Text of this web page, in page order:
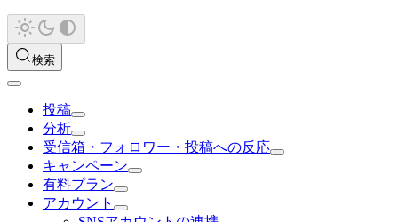
検索
投稿
分析
受信箱・フォロワー・投稿への反応
キャンペーン
有料プラン
アカウント